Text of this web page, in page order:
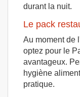
durant la nuit.
Le pack
Au moment de
optez pour le
avantageux.
hygiène
pratique.